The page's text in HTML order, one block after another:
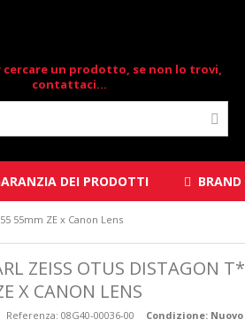
cercare un prodotto, se non lo trovi,
contattaci...
DEI PRODOTTI BRAND
55mm ZE x Canon Lens
ZEISS OTUS DISTAGON T*
X CANON LENS
Referenza: 08G40-00036-00 Condizione: Nuovo